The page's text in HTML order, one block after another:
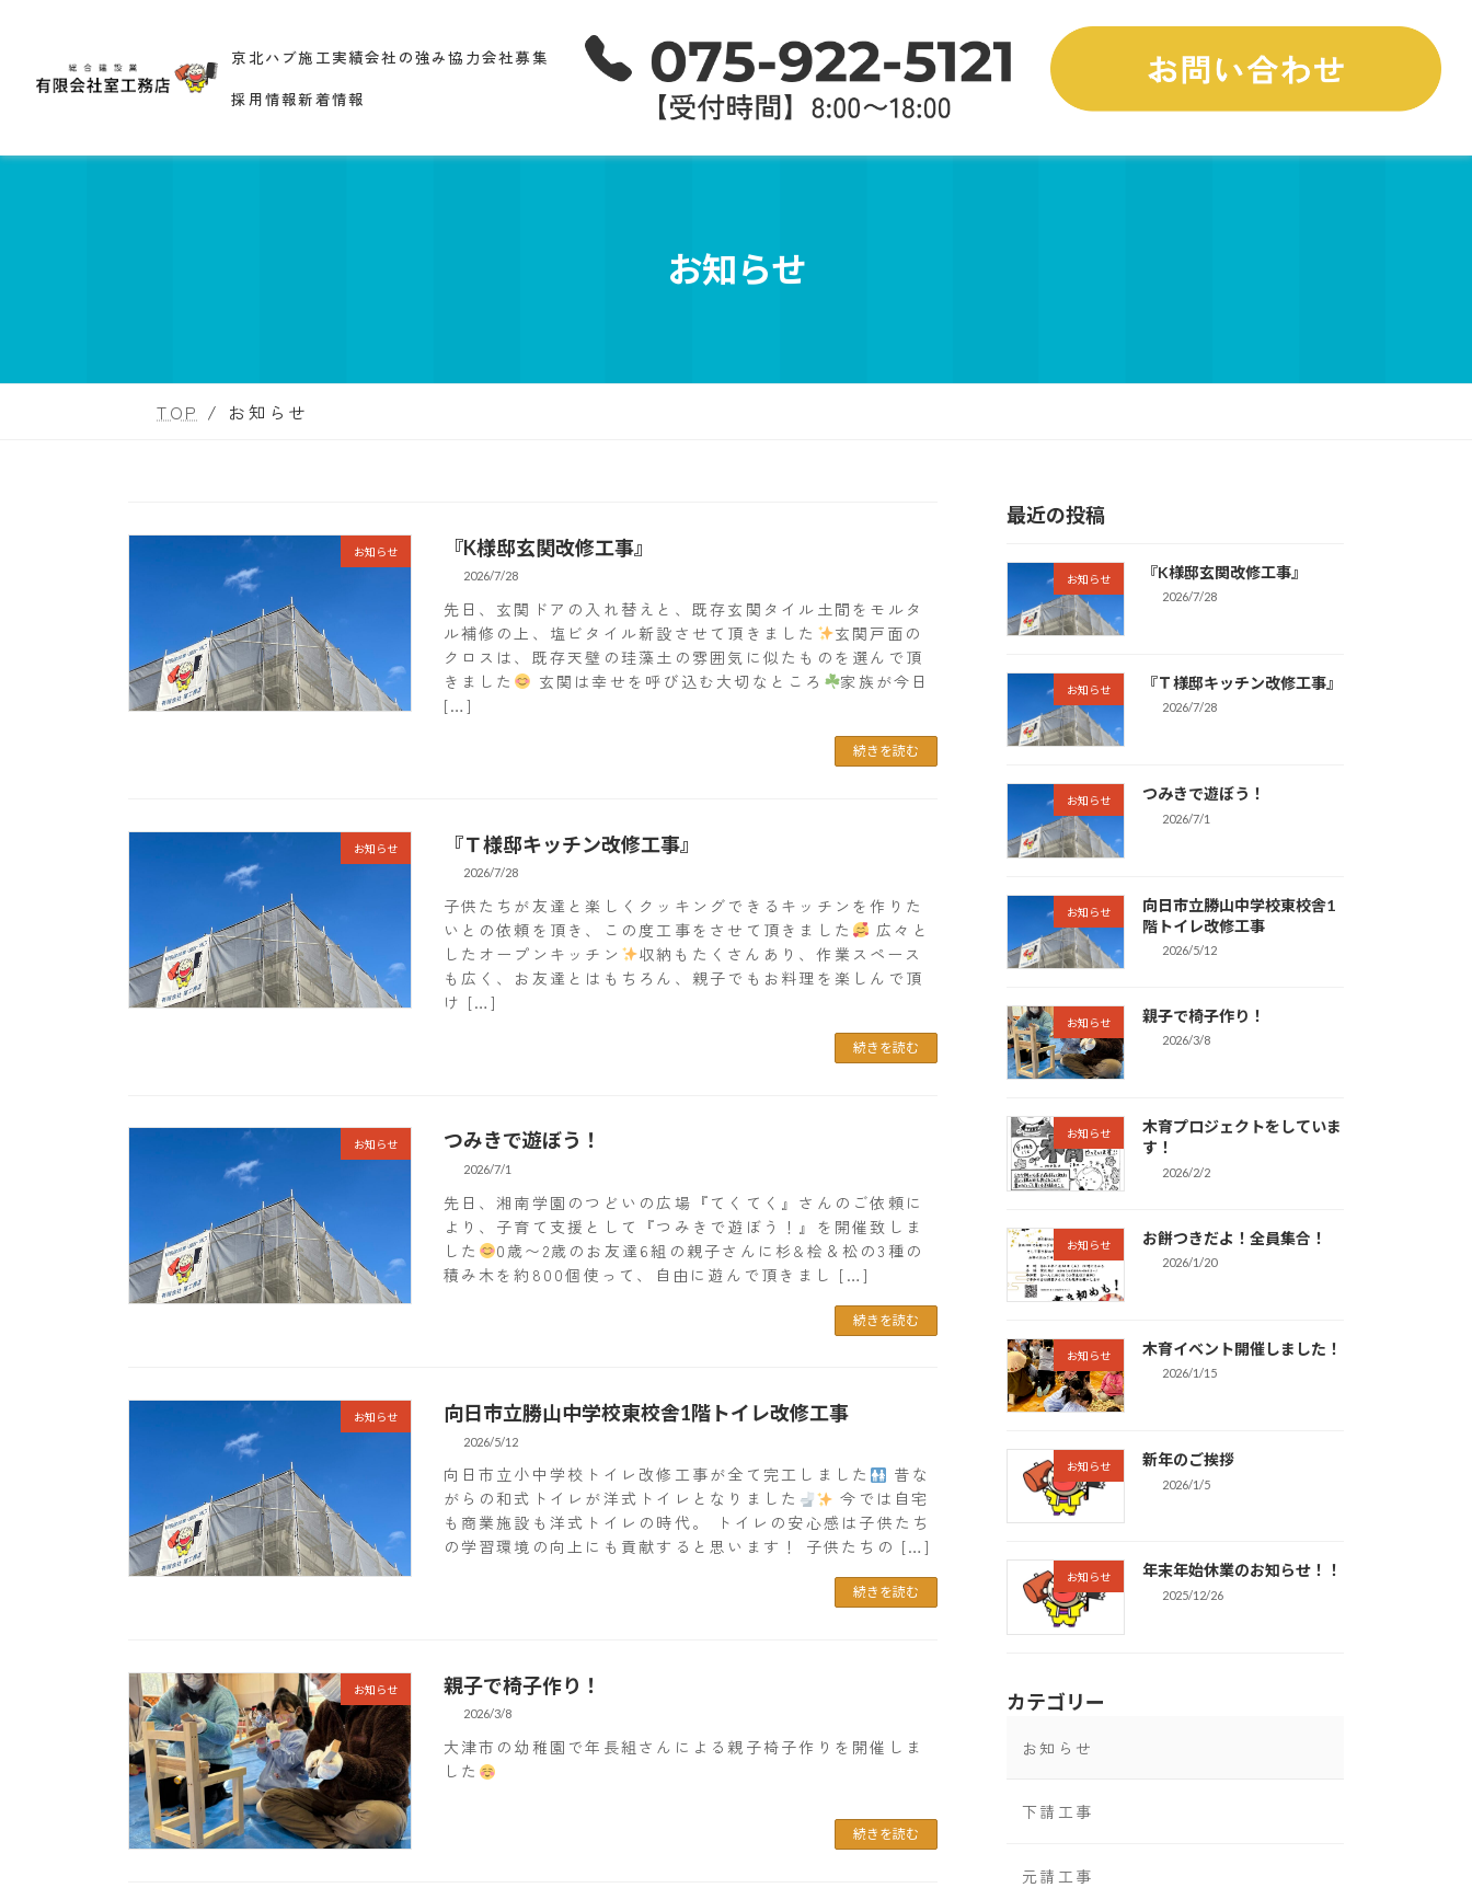
京北ハブ施工実績会社の強み協力会社募集
採用情報新着情報
お知らせ
TOP お知らせ
お知らせ 『K様邸玄関改修工事』
2026/7/28
先日、玄関ドアの入れ替えと、既存玄関タイル土間をモルタ
ル補修の上、塩ビタイル新設させて頂きました
玄関戸面の
クロスは、既存天壁の珪藻土の雰囲気に似たものを選んで頂
きました
玄関は幸せを呼び込む大切なところ
家族が今日
[…]
続きを読む
お知らせ 『Ｔ様邸キッチン改修工事』
2026/7/28
子供たちが友達と楽しくクッキングできるキッチンを作りた
いとの依頼を頂き、この度工事をさせて頂きました
広々と
したオープンキッチン
収納もたくさんあり、作業スペース
も広く、お友達とはもちろん、親子でもお料理を楽しんで頂
け […]
続きを読む
お知らせ つみきで遊ぼう！
2026/7/1
先日、湘南学園のつどいの広場『てくてく』さんのご依頼に
より、子育て支援として『つみきで遊ぼう！』を開催致しま
した
0歳〜2歳のお友達6組の親子さんに杉&桧＆松の3種の
積み木を約800個使って、自由に遊んで頂きまし […]
続きを読む
お知らせ 向日市立勝山中学校東校舎1階トイレ改修工事
2026/5/12
向日市立小中学校トイレ改修工事が全て完工しました
昔な
がらの和式トイレが洋式トイレとなりました
今では自宅
も商業施設も洋式トイレの時代。 トイレの安心感は子供たち
の学習環境の向上にも貢献すると思います！ 子供たちの […]
続きを読む
お知らせ 親子で椅子作り！
2026/3/8
大津市の幼稚園で年長組さんによる親子椅子作りを開催しま
した
続きを読む
最近の投稿
お知らせ 『K様邸玄関改修工事』
2026/7/28
お知らせ 『Ｔ様邸キッチン改修工事』
2026/7/28
お知らせ つみきで遊ぼう！
2026/7/1
お知らせ
向日市立勝山中学校東校舎1
階トイレ改修工事
2026/5/12
お知らせ 親子で椅子作り！
2026/3/8
お知らせ
木育プロジェクトをしていま
す！
2026/2/2
お知らせ お餅つきだよ！全員集合！
2026/1/20
お知らせ 木育イベント開催しました！
2026/1/15
お知らせ 新年のご挨拶
2026/1/5
お知らせ 年末年始休業のお知らせ！！
2025/12/26
カテゴリー
お知らせ
下請工事
元請工事